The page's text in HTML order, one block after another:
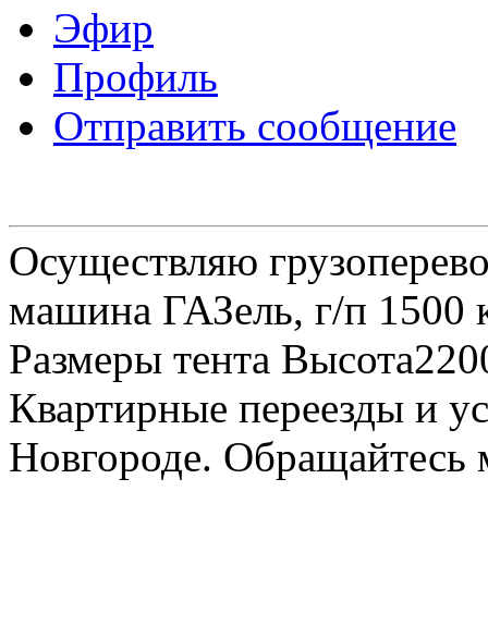
Эфир
Профиль
Отправить сообщение
Осуществляю
машина ГАЗель, г/п 1500
Размеры тента
Квартирные переезды и
Новгороде.